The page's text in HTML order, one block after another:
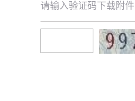
请输入验证码下载附件